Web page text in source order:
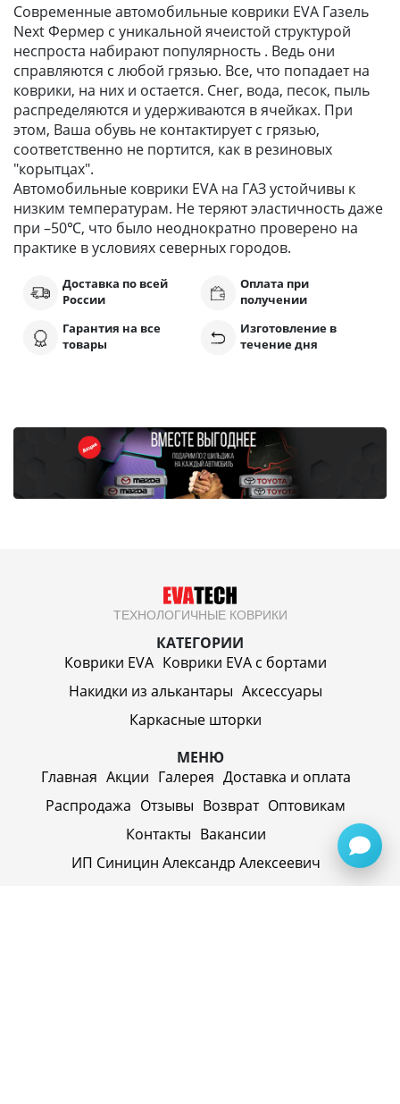
Современные автомобильные коврики EVA Газель
Next Фермер с уникальной ячеистой структурой
неспроста набирают популярность . Ведь они
справляются с любой грязью. Все, что попадает на
коврики, на них и остается. Снег, вода, песок, пыль
распределяются и удерживаются в ячейках. При
этом, Ваша обувь не контактирует с грязью,
соответственно не портится, как в резиновых
"корытцах".
Автомобильные коврики EVA на ГАЗ устойчивы к
низким температурам. Не теряют эластичность даже
при –50℃, что было неоднократно проверено на
практике в условиях северных городов.
Доставка по всей
России
Оплата при
получении
Гарантия на все
товары
Изготовление в
течение дня
ТЕХНОЛОГИЧНЫЕ КОВРИКИ
КАТЕГОРИИ
Коврики EVA Коврики EVA c бортами
Накидки из алькантары Аксессуары
Каркасные шторки
МЕНЮ
Главная Акции Галерея Доставка и оплата
Распродажа Отзывы Возврат Оптовикам
Контакты Вакансии
ИП Синицин Александр Алексеевич